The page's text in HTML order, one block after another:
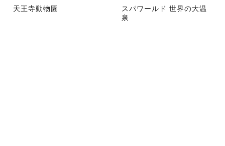
天王寺動物園
スパワールド 世界の大温
泉